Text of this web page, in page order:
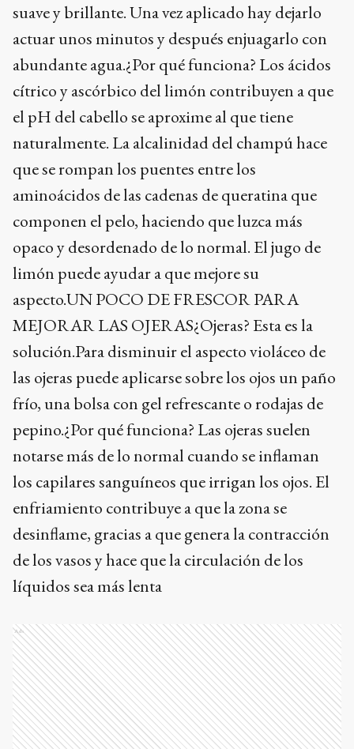
suave y brillante. Una vez aplicado hay dejarlo
actuar unos minutos y después enjuagarlo con
abundante agua.¿Por qué funciona? Los ácidos
cítrico y ascórbico del limón contribuyen a que
el pH del cabello se aproxime al que tiene
naturalmente. La alcalinidad del champú hace
que se rompan los puentes entre los
aminoácidos de las cadenas de queratina que
componen el pelo, haciendo que luzca más
opaco y desordenado de lo normal. El jugo de
limón puede ayudar a que mejore su
aspecto.UN POCO DE FRESCOR PARA
MEJORAR LAS OJERAS¿Ojeras? Esta es la
solución.Para disminuir el aspecto violáceo de
las ojeras puede aplicarse sobre los ojos un paño
frío, una bolsa con gel refrescante o rodajas de
pepino.¿Por qué funciona? Las ojeras suelen
notarse más de lo normal cuando se inflaman
los capilares sanguíneos que irrigan los ojos. El
enfriamiento contribuye a que la zona se
desinflame, gracias a que genera la contracción
de los vasos y hace que la circulación de los
líquidos sea más lenta
Ads